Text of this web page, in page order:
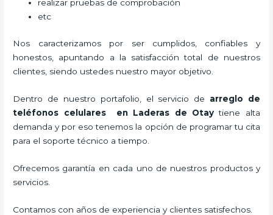
realizar pruebas de comprobación
etc
Nos caracterizamos por ser cumplidos, confiables y
honestos, apuntando a la satisfacción total de nuestros
clientes, siendo ustedes nuestro mayor objetivo.
Dentro de nuestro portafolio, el servicio de arreglo de
teléfonos celularesen Laderas de Otay tiene alta
demanda y por eso tenemos la opción de programar tu cita
para el soporte técnico a tiempo.
Ofrecemos garantía en cada uno de nuestros productos y
servicios.
Contamos con años de experiencia y clientes satisfechos.